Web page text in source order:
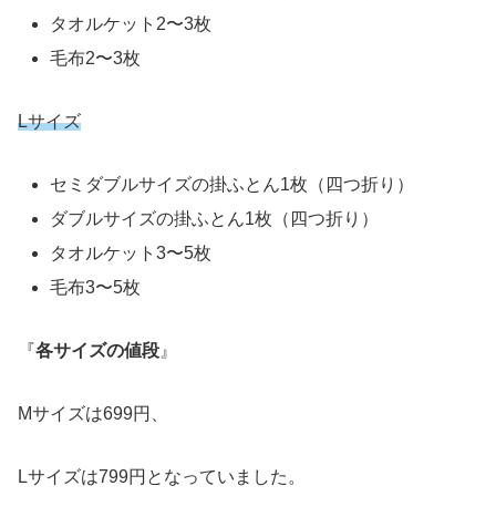
タオルケット2〜3枚
毛布2〜3枚
Lサイズ
セミダブルサイズの掛ふとん1枚（四つ折り）
ダブルサイズの掛ふとん1枚（四つ折り）
タオルケット3〜5枚
毛布3〜5枚
『各サイズの値段 』
Mサイズは699円、
Lサイズは799円となっていました。